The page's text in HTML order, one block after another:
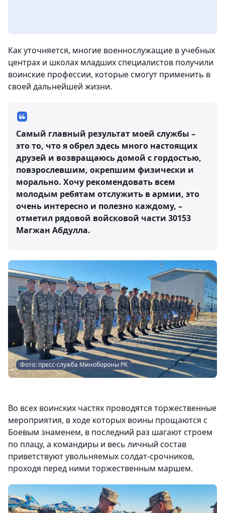
Как уточняется, многие военнослужащие в учебных
центрах и школах младших специалистов получили
воинские профессии, которые смогут применить в
своей дальнейшей жизни.
Самый главный результат моей службы –
это то, что я обрел здесь много настоящих
друзей и возвращаюсь домой с гордостью,
повзрослевшим, окрепшим физически и
морально. Хочу рекомендовать всем
молодым ребятам отслужить в армии, это
очень интересно и полезно каждому, –
отметил рядовой войсковой части 30153
Магжан Абдулла.
Фото: пресс-служба Минобороны РК
Во всех воинских частях проводятся торжественные
мероприятия, в ходе которых воины прощаются с
Боевым знаменем, в последний раз шагают строем
по плацу, а командиры и весь личный состав
приветствуют увольняемых солдат-срочников,
проходя перед ними торжественным маршем.